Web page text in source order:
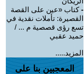
-كتاب «عين على القصة
القصيرة: تأملات نقدية في
تسع رؤى قصصية م ... /
حميد عقبي
المزيد.....
المعجبين بنا على